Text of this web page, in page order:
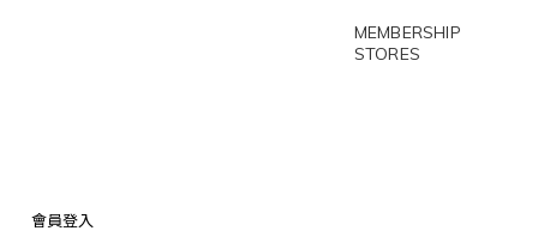
會員登入
MEMBERSHIP
STORES